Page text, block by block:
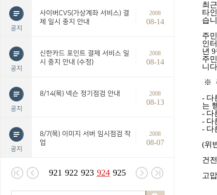
공지
사이버CVS(가상계좌 서비스) 결
제 일시 중지 안내
2008
08-14
공지
신한카드 포인트 결제 서비스 일
시 중지 안내 (수정)
2008
08-14
공지
8/14(목) 넥슨 정기점검 안내 2008
08-13
공지
8/7(목) 이미지 서버 임시점검 작
업
2008
08-07
921 922 923 924 925
최
타
습
주
인
년 9
주
니다
※
- 다
는
- 다
- 다
- 다
(위
건
고